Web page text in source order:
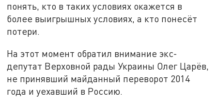
понять, кто в таких условиях окажется в
более выигрышных условиях, а кто понесёт
потери.
На этот момент обратил внимание экс-
депутат Верховной рады Украины Олег Царёв,
не принявший майданный переворот 2014
года и уехавший в Россию.